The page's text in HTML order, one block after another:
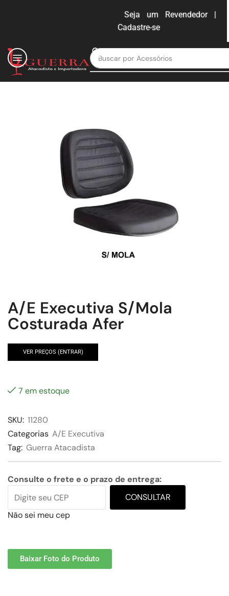
Seja um Revendedor |
Cadastre-se
Buscar por Moveis para escritório
A/E Executiva S/Mola
Costurada Afer
VER PREÇOS (ENTRAR)
7 em estoque
SKU: 11280
Categorias A/E Executiva
Tag: Guerra Atacadista
Consulte o frete e o prazo de entrega:
CONSULTAR
Não sei meu cep
Baixar Foto do Produto